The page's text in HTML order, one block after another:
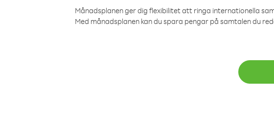
Månadsplanen ger dig flexibilitet att ringa internationella
Med månadsplanen kan du spara pengar på samtalen du